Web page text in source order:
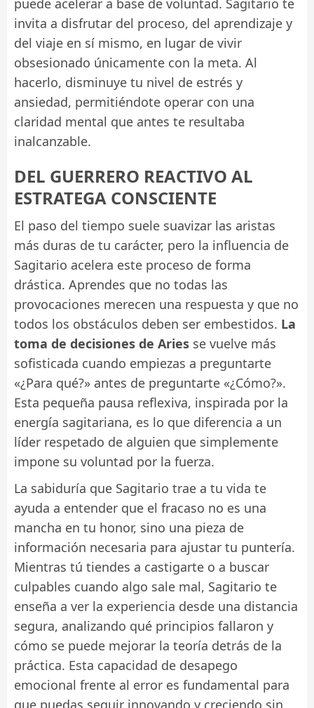
invita a disfrutar del proceso, del aprendizaje y
del viaje en sí mismo, en lugar de vivir
obsesionado únicamente con la meta. Al
hacerlo, disminuye tu nivel de estrés y
ansiedad, permitiéndote operar con una
claridad mental que antes te resultaba
inalcanzable.
DEL GUERRERO REACTIVO AL
ESTRATEGA CONSCIENTE
El paso del tiempo suele suavizar las aristas
más duras de tu carácter, pero la influencia de
Sagitario acelera este proceso de forma
drástica. Aprendes que no todas las
provocaciones merecen una respuesta y que no
todos los obstáculos deben ser embestidos. La
toma de decisiones de Aries se vuelve más
sofisticada cuando empiezas a preguntarte
«¿Para qué?» antes de preguntarte «¿Cómo?».
Esta pequeña pausa reflexiva, inspirada por la
energía sagitariana, es lo que diferencia a un
líder respetado de alguien que simplemente
impone su voluntad por la fuerza.
La sabiduría que Sagitario trae a tu vida te
ayuda a entender que el fracaso no es una
mancha en tu honor, sino una pieza de
información necesaria para ajustar tu puntería.
Mientras tú tiendes a castigarte o a buscar
culpables cuando algo sale mal, Sagitario te
enseña a ver la experiencia desde una distancia
segura, analizando qué principios fallaron y
cómo se puede mejorar la teoría detrás de la
práctica. Esta capacidad de desapego
emocional frente al error es fundamental para
que puedas seguir innovando y creciendo sin